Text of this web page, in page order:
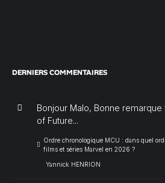
DERNIERS COMMENTAIRES
Bonjour Malo, Bonne remarque
of Future...
Ordre chronologique MCU : dans quel
films et séries Marvel en 2026 ?
Yannick HENRION